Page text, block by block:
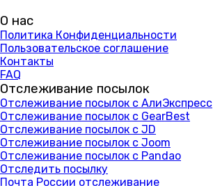
О нас
Политика Конфиденциальности
Пользовательское соглашение
Контакты
FAQ
Отслеживание посылок
Отслеживание посылок с АлиЭкспресс
Отслеживание посылок с GearBest
Отслеживание посылок с JD
Отслеживание посылок с Joom
Отслеживание посылок с Pandao
Отследить посылку
Почта России отслеживание